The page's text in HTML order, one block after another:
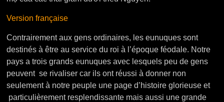
Version française
Contrairement aux gens ordinaires, les eunuques sont
destinés à être au service du roi à l’époque féodale. Notre
pays a trois grands eunuques avec lesquels peu de gens
peuvent se rivaliser car ils ont réussi à donner non
seulement à notre peuple une page d’histoire glorieuse et
particulièrement resplendissante mais aussi une grande